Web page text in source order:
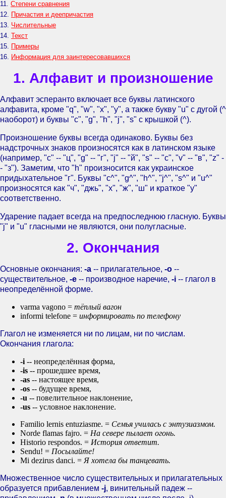
11. Степени сравнения
12. Причастия и деепричастия
13. Числительные
14. Текст
15. Примеры
16. Информация для заинтересовавшихся
1. Алфавит и произношение
Алфавит эсперанто включает все буквы латинского
алфавита, кроме "q", "w", "x", "y", а также букву "u" с дугой (^
наоборот) и буквы "c", "g", "h", "j", "s" с крышкой (^).
Произношение буквы всегда одинаково. Буквы без
надстрочных знаков произносятся как в латинском языке
(например, "c" -- "ц", "g" -- "г", "j" -- "й", "s" -- "с", "v" -- "в", "z" -
- "з"). Заметим, что "h" произносится как украинское
придыхательное "г". Буквы "c^", "g^", "h^", "j^", "s^" и "u^"
произносятся как "ч", "джь", "х", "ж", "ш" и краткое "у"
соответственно.
Ударение падает всегда на предпоследнюю гласную. Буквы
"j" и "u" гласными не являются, они полугласные.
2. Окончания
Основные окончания: -a -- прилагательное, -o --
существительное, -e -- производное наречие, -i -- глагол в
неопределённой форме.
varma vagono = тёплый вагон
informi telefone = информировать по телефону
Глагол не изменяется ни по лицам, ни по числам.
Окончания глагола:
-i -- неопределённая форма,
-is -- прошедшее время,
-as -- настоящее время,
-os -- будущее время,
-u -- повелительное наклонение,
-us -- условное наклонение.
Familio lernis entuziasme. = Семья училась с энтузиазмом.
Norde flamas fajro. = На севере пылает огонь.
Historio respondos. = История ответит.
Sendu! = Посылайте!
Mi dezirus danci. = Я хотела бы танцевать.
Множественное число существительных и прилагательных
образуется прибавлением -j, винительный падеж --